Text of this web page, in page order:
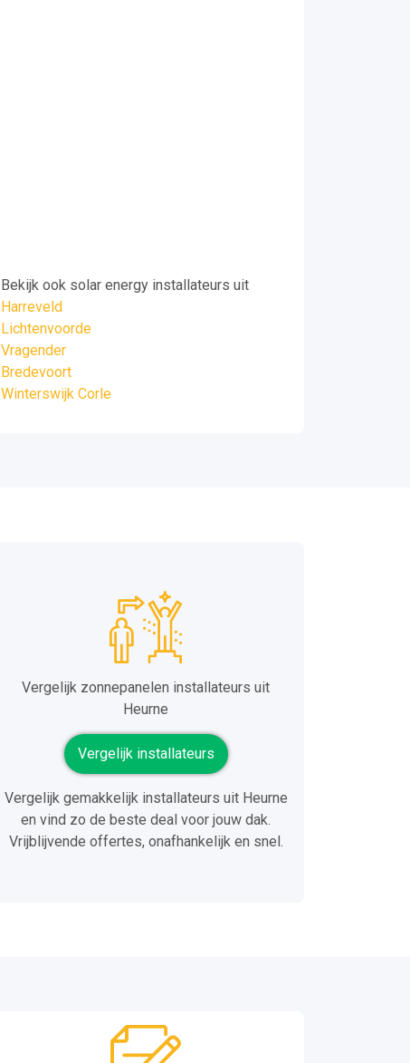
Bekijk ook solar energy installateurs uit
Harreveld
Lichtenvoorde
Vragender
Bredevoort
Winterswijk Corle
Vergelijk zonnepanelen installateurs uit
Heurne
Vergelijk installateurs
Vergelijk gemakkelijk installateurs uit Heurne
en vind zo de beste deal voor jouw dak.
Vrijblijvende offertes, onafhankelijk en snel.